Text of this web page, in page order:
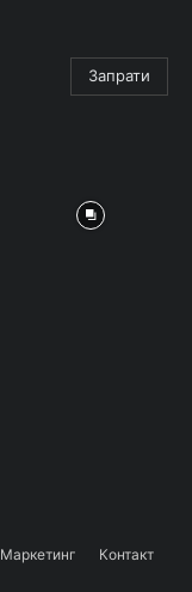
Запрати
Маркетинг Контакт